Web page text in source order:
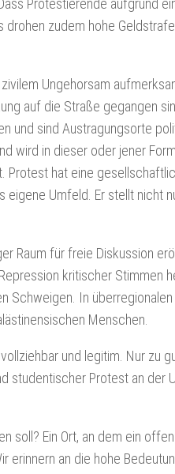
Protestierende aufgrund
drohen zudem hohe
Ungehorsam
auf die Straße gegangen
und sind Austragungsorte
wird in dieser oder jener
hat eine
Umfeld. Er stellt nicht
Raum für freie Diskussion
kritischer Stimmen
Schweigen. In
Menschen.
und legitim. Nur zu
studentischer Protest an der
soll? Ein Ort, an dem ein
erinnern an die hohe